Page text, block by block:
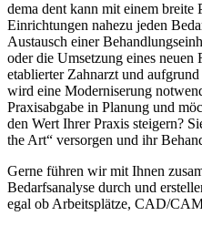
dema dent kann mit einem breite
Einrichtungen nahezu jeden
Austausch einer
oder die Umsetzung eines neuen
etablierter Zahnarzt und
wird eine Moderniserung
Praxisabgabe in Planung und
den Wert Ihrer Praxis steigern?
the Art“ versorgen und ihr
Gerne führen wir mit Ihnen
Bedarfsanalyse durch und
egal ob Arbeitsplätze, CAD/